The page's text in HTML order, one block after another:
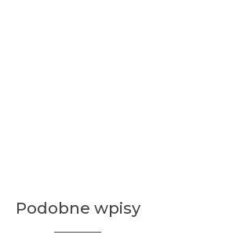
Podobne wpisy